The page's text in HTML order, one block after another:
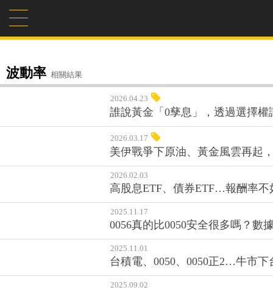
波動率 相關結果
2026.04.23
誰說黃金「0孳息」，透過選擇權
2026.03.17
美伊戰爭下原油、黃金風雲再起
2026.02.03
高股息ETF、債券ETF…報酬率
2025.11.17
0056真的比0050安全很多嗎？數
2025.11.01
台積電、0050、0050正2…牛市下
2025.09.02